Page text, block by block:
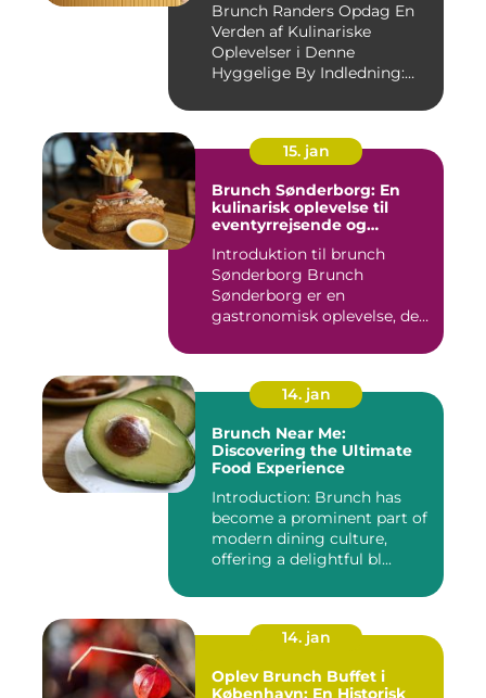
Brunch Randers Opdag En
Verden af Kulinariske
Oplevelser i Denne
Hyggelige By Indledning:
15. jan
Brunch Sønderborg: En
kulinarisk oplevelse til
eventyrrejsende og
Introduktion til brunch
Sønderborg Brunch
Sønderborg er en
gastronomisk oplevelse, der
14. jan
Brunch Near Me:
Discovering the Ultimate
Food Experience
Introduction: Brunch has
become a prominent part of
modern dining culture,
offering a delightful bl...
14. jan
Oplev Brunch Buffet i
København: En Historisk